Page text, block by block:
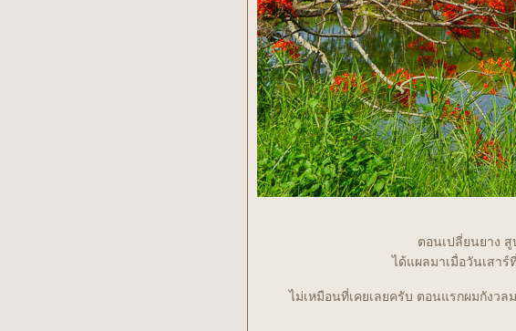
ตอนเปลี่ยนยาง สู
ได้แผลมาเมื่อวันเสา
ไม่เหมือนที่เคยเลยครับ ตอนแรกผมกังว